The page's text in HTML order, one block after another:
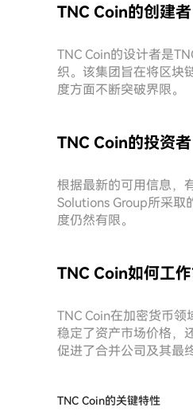
TNC Coin的创建者
TNC Coin的设计者是
织。该集团旨在将区块
度方面不断突破界限。
TNC Coin的投资者
根据最新的可用信息，
Solutions Group所采取
度仍然有限。
TNC Coin如何工作
TNC Coin在加密货币
稳定了资产市场价格，
促进了合并公司及其最
TNC Coin的关键特性